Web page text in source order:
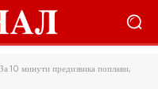
10 минути предизвика поплави,